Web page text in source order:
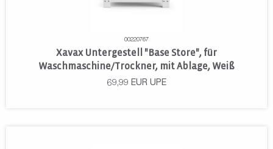
00220767
Xavax Untergestell "Base Store", für
Waschmaschine/Trockner, mit Ablage, Weiß
69,99 EUR UPE